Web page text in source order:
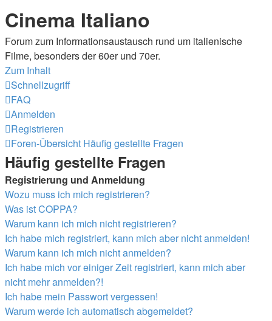
Cinema Italiano
Forum zum Informationsaustausch rund um italienische
Filme, besonders der 60er und 70er.
Zum Inhalt
Schnellzugriff
FAQ
Anmelden
Registrieren
Foren-Übersicht Häufig gestellte Fragen
Häufig gestellte Fragen
Registrierung und Anmeldung
Wozu muss ich mich registrieren?
Was ist COPPA?
Warum kann ich mich nicht registrieren?
Ich habe mich registriert, kann mich aber nicht anmelden!
Warum kann ich mich nicht anmelden?
Ich habe mich vor einiger Zeit registriert, kann mich aber
nicht mehr anmelden?!
Ich habe mein Passwort vergessen!
Warum werde ich automatisch abgemeldet?